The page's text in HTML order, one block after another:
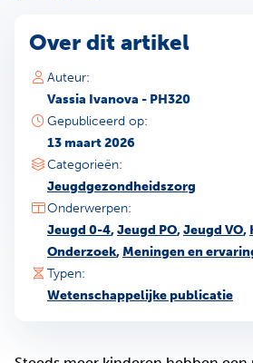
Over dit artikel
Auteur:
Vassia Ivanova - PH320
Gepubliceerd op:
13 maart 2026
Categorieën:
Jeugdgezondheidszorg
Onderwerpen:
Jeugd 0-4,Jeugd PO,Jeugd VO,
Onderzoek, Meningen en
Typen:
Wetenschappelijke publicatie